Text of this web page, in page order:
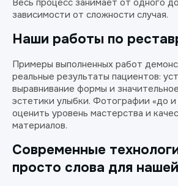
Весь процесс занимает от одного
зависимости от сложности случая.
Наши работы по
Примеры выполненных работ
реальные результаты пациентов:
выравнивание формы и
эстетики улыбки. Фотографии «до и
оценить уровень мастерства и
материалов.
Современные
просто слова для